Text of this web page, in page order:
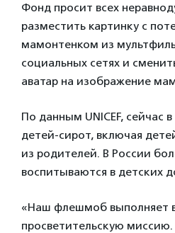
Фонд просит всех
разместить картинку с
мамонтенком из
социальных сетях и
аватар на изображение
По данным UNICEF, сейчас
детей-сирот, включая
из родителей. В России
воспитываются в детских
«Наш флешмоб выполняет
просветительскую